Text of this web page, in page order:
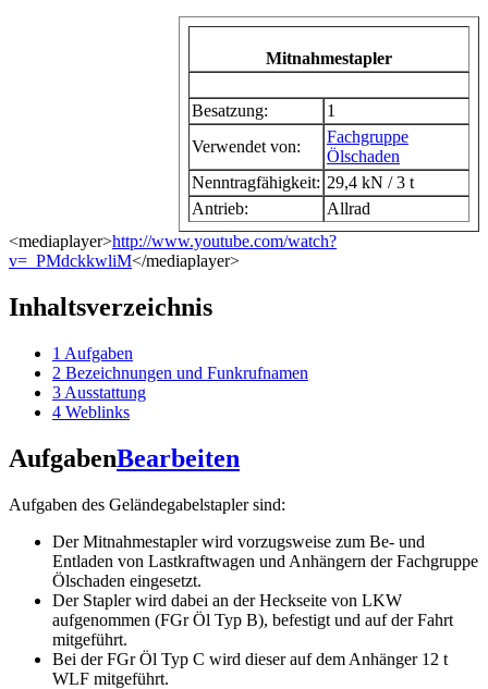
Mitnahmestapler
Besatzung:
1
Verwendet von:
Fachgruppe
Ölschaden
Nenntragfähigkeit: 29,4 kN / 3 t
Antrieb:
Allrad
<mediaplayer>http://www.youtube.com/watch?
v=_PMdckkwliM</mediaplayer>
Inhaltsverzeichnis
1 Aufgaben
2 Bezeichnungen und Funkrufnamen
3 Ausstattung
4 Weblinks
AufgabenBearbeiten
Aufgaben des Geländegabelstapler sind:
Der Mitnahmestapler wird vorzugsweise zum Be- und
Entladen von Lastkraftwagen und Anhängern der Fachgruppe
Ölschaden eingesetzt.
Der Stapler wird dabei an der Heckseite von LKW
aufgenommen (FGr Öl Typ B), befestigt und auf der Fahrt
mitgeführt.
Bei der FGr Öl Typ C wird dieser auf dem Anhänger 12 t
WLF mitgeführt.